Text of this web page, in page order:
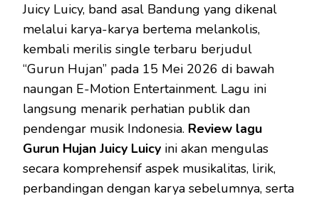
Juicy Luicy, band asal Bandung yang dikenal
melalui karya-karya bertema melankolis,
kembali merilis single terbaru berjudul
“Gurun Hujan” pada 15 Mei 2026 di bawah
naungan E-Motion Entertainment. Lagu ini
langsung menarik perhatian publik dan
pendengar musik Indonesia. Review lagu
Gurun Hujan Juicy Luicy ini akan mengulas
secara komprehensif aspek musikalitas, lirik,
perbandingan dengan karya sebelumnya, serta